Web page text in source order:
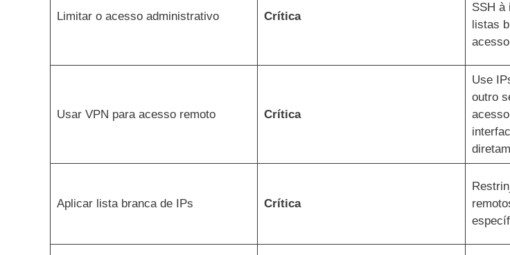
Limitar o acesso administrativo Crítica
SSH à
listas
Usar VPN para acesso remoto Crítica
Use
outro
Aplicar lista branca de IPs Crítica